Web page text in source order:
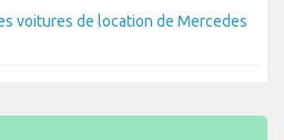
voitures de location de Mercedes